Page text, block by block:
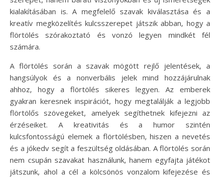
kialakításában is. A megfelelő szavak kiválasztása és a
kreatív megközelítés kulcsszerepet játszik abban, hogy a
flörtölés szórakoztató és vonzó legyen mindkét fél
számára.
A flörtölés során a szavak mögött rejlő jelentések, a
hangsúlyok és a nonverbális jelek mind hozzájárulnak
ahhoz, hogy a flörtölés sikeres legyen. Az emberek
gyakran keresnek inspirációt, hogy megtalálják a legjobb
flörtölős szövegeket, amelyek segíthetnek kifejezni az
érzéseiket. A kreativitás és a humor szintén
kulcsfontosságú elemek a flörtölésben, hiszen a nevetés
és a jókedv segít a feszültség oldásában. A flörtölés során
nem csupán szavakat használunk, hanem egyfajta játékot
játszunk, ahol a cél a kölcsönös vonzalom kifejezése és